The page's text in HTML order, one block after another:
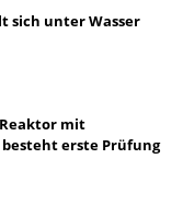
sich unter Wasser
mit
erste Prüfung